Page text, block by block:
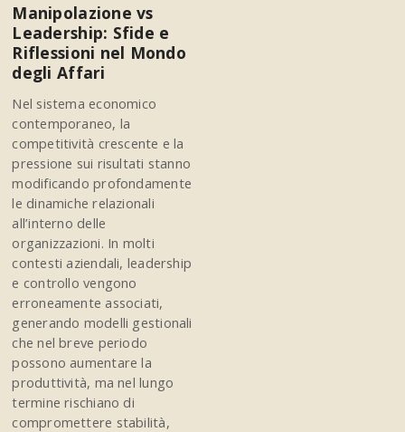
Manipolazione vs
Leadership: Sfide e
Riflessioni nel Mondo
degli Affari
Nel sistema economico
contemporaneo, la
competitività crescente e la
pressione sui risultati stanno
modificando profondamente
le dinamiche relazionali
all’interno delle
organizzazioni. In molti
contesti aziendali, leadership
e controllo vengono
erroneamente associati,
generando modelli gestionali
che nel breve periodo
possono aumentare la
produttività, ma nel lungo
termine rischiano di
compromettere stabilità,